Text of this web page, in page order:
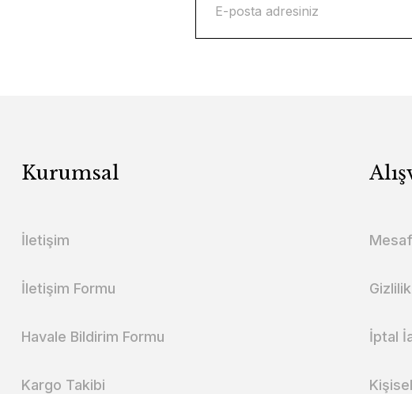
Kurumsal
İletişim
İletişim Formu
Havale Bildirim Formu
Kargo Takibi
İptal